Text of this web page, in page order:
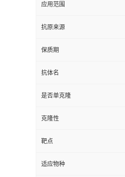
应用范围
抗原来源
保质期
抗体名
是否单克隆
克隆性
靶点
适应物种